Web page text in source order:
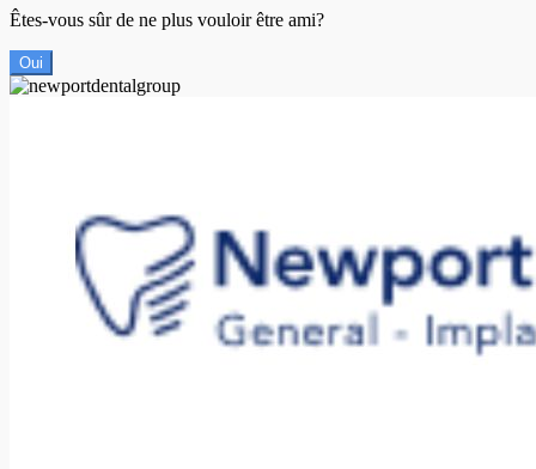
Êtes-vous sûr de ne plus vouloir être ami?
Oui